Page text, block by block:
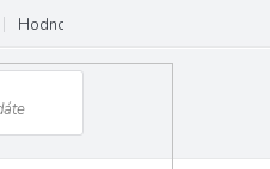
Hodnocení obchodu